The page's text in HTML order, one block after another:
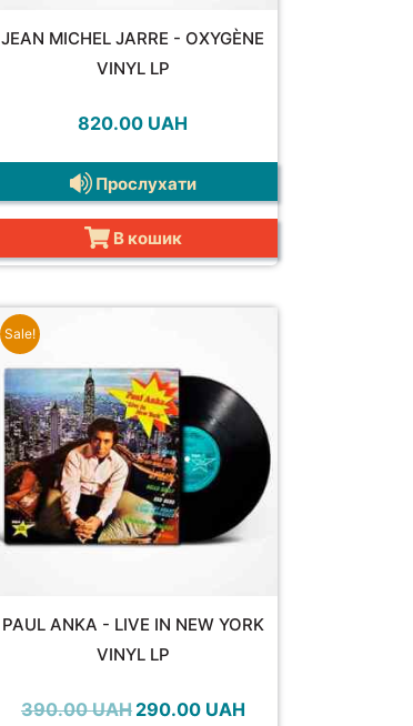
JEAN MICHEL JARRE - OXYGÈNE
VINYL LP
820.00 UAH
Прослухати
В кошик
Sale!
PAUL ANKA - LIVE IN NEW YORK
VINYL LP
390.00UAH Оригінальна
290.00 UAHПоточна